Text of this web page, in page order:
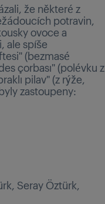
že některé z
potravin,
ovoce a
ale spíše
(bezmasé
çorbası" (polévku z
pilav" (z rýže,
zastoupeny:
Seray Öztürk,